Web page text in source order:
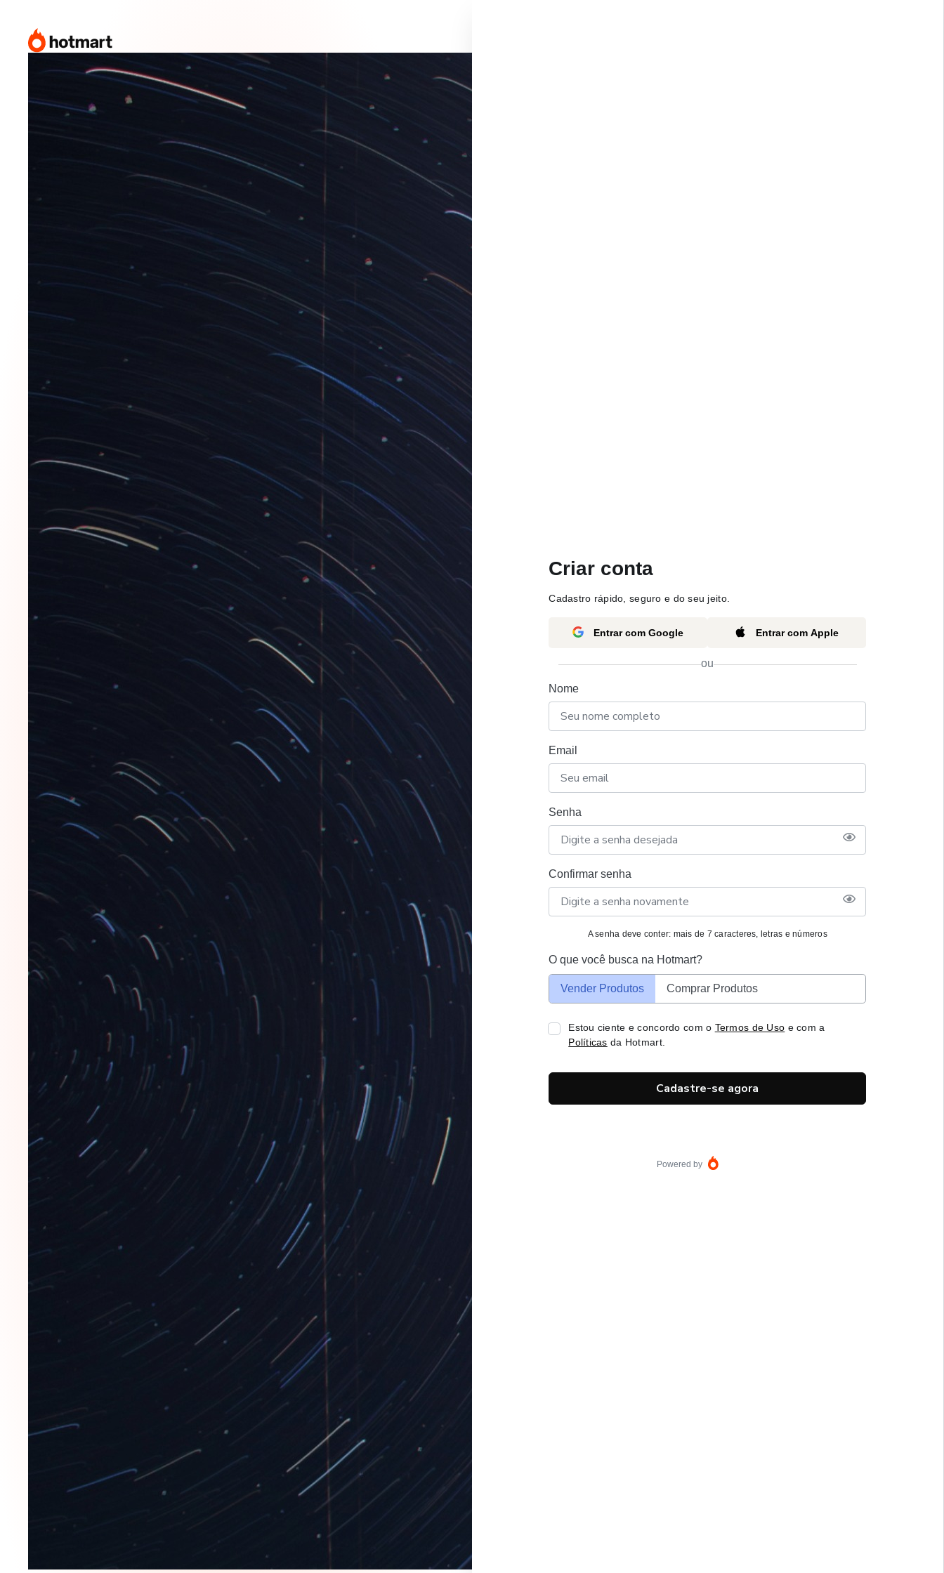
Criar conta
Cadastro rápido, seguro e do seu jeito.
Entrar com Google Entrar com Apple
ou
Nome
Email
Senha
Confirmar senha
A senha deve conter: mais de 7 caracteres, letras e números
O que você busca na Hotmart?
Vender Produtos Comprar Produtos
Estou ciente e concordo com o Termos de Uso e com a
Políticas da Hotmart.
Cadastre-se agora
Powered by